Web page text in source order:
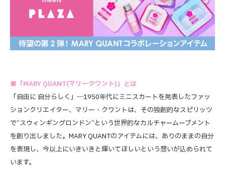
■「MARY QUANT(マリークワント)」とは
「自由に 自分らしく」―1950年代にミニスカートを発表したファッ
ションクリエイター、マリー・クワントは、その独創的なスピリッツ
で“スウィンギングロンドン”という世界的なカルチャームーブメント
を創り出しました。MARY QUANTのアイテムには、ありのままの自分
を表現し、今以上にいきいきと輝いてほしいという想いが込められて
います。